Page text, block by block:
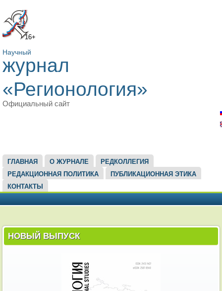
16+
Научный
журнал
«Регионология»
Официальный сайт
ГЛАВНОЕ МЕНЮ
ГЛАВНАЯ О ЖУРНАЛЕ
РЕДКОЛЛЕГИЯ
РЕДАКЦИОННАЯ ПОЛИТИКА
ПУБЛИКАЦИОННАЯ ЭТИКА
КОНТАКТЫ
НОВЫЙ ВЫПУСК